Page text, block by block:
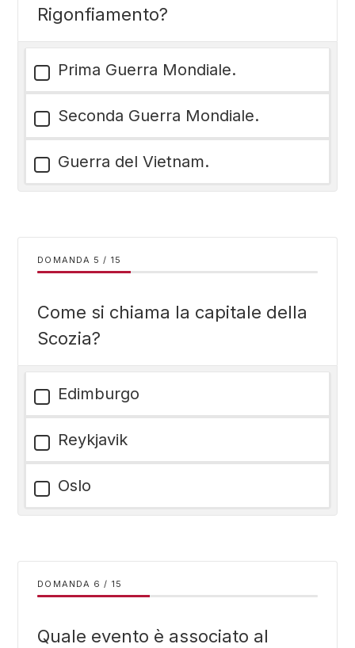
Rigonfiamento?
Prima Guerra Mondiale.
Seconda Guerra Mondiale.
Guerra del Vietnam.
DOMANDA / 15
Come si chiama la capitale della
Scozia?
Edimburgo
Reykjavik
Oslo
DOMANDA / 15
Quale evento è associato al